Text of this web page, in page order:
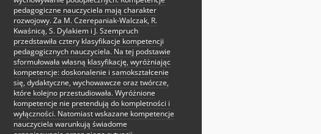
pedagogiczne nauczyciela mają charakter
rozwojowy. Za M. Czerepaniak-Walczak, R.
Kwaśnicą, S. Dylakiem i J. Szempruch
przedstawiła cztery klasyfikacje kompetencji
pedagogicznych nauczyciela. Na tej podstawie
sformułowała własną klasyfikację, wyróżniając
kompetencje: doskonalenie i samokształcenie
się, dydaktyczne, wychowawcze oraz twórcze,
które kolejno przestudiowała. Wyróżnione
kompetencje nie pretendują do kompletności i
wyłączności. Natomiast wskazane kompetencje
nauczyciela warunkują świadome